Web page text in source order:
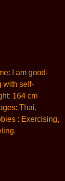
I am good-
with self-
164 cm
Thai,
: Exercising,